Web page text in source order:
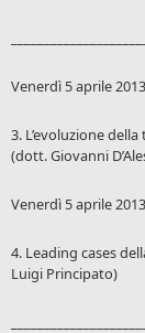
Venerdì 5 aprile
3. L’evoluzione
(dott. Giovanni
Venerdì 5 aprile
4. Leading cases
Luigi Principato)